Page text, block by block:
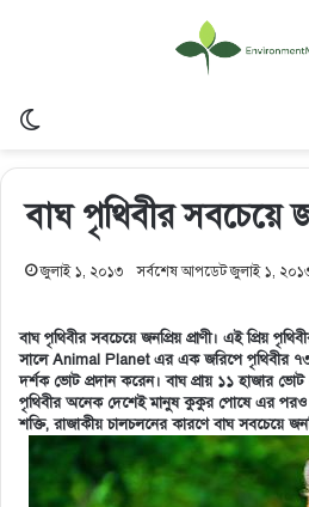
বাঘ পৃথিবীর সবচেয়ে
জুলাই ১, ২০১৩ সর্বশেষ আপডেট জুলাই ১,
বাঘ পৃথিবীর সবচেয়ে জনপ্রিয় প্রাণী। এই প্রিয়
সালে Animal Planet এর এক জরিপে পৃথিবীর
দর্শক ভোট প্রদান করেন। বাঘ প্রায় ১১ হাজার ভোট
পৃথিবীর অনেক দেশেই মানুষ কুকুর পোষে এর পরও
শক্তি, রাজাকীয় চালচলনের কারণে বাঘ সবচেয়ে